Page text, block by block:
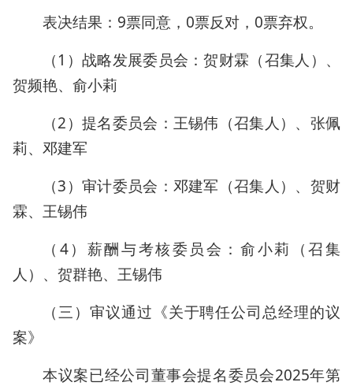
表决结果：9票同意，0票反对，0票弃权。
（1）战略发展委员会：贺财霖（召集人）、
贺频艳、俞小莉
（2）提名委员会：王锡伟（召集人）、张佩
莉、邓建军
（3）审计委员会：邓建军（召集人）、贺财
霖、王锡伟
（4）薪酬与考核委员会：俞小莉（召集
人）、贺群艳、王锡伟
（三）审议通过《关于聘任公司总经理的议
案》
本议案已经公司董事会提名委员会2025年第